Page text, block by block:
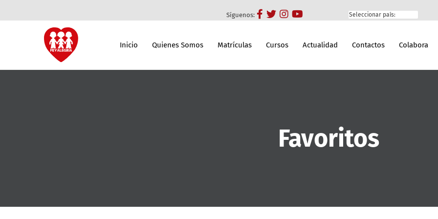
Síguenos:
Inicio Quienes Somos Matrículas Cursos Actualidad Contactos Colabora
Favoritos